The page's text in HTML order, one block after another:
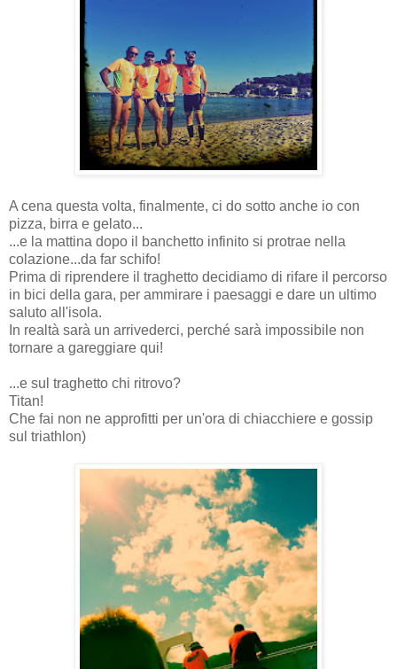
A cena questa volta, finalmente, ci do sotto anche io con
pizza, birra e gelato...
...e la mattina dopo il banchetto infinito si protrae nella
colazione...da far schifo!
Prima di riprendere il traghetto decidiamo di rifare il percorso
in bici della gara, per ammirare i paesaggi e dare un ultimo
saluto all'isola.
In realtà sarà un arrivederci, perché sarà impossibile non
tornare a gareggiare qui!
...e sul traghetto chi ritrovo?
Titan!
Che fai non ne approfitti per un'ora di chiacchiere e gossip
sul triathlon)